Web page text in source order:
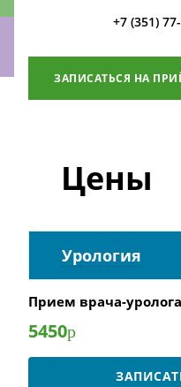
+7 (351)
ЗАПИСАТЬСЯ НА
Цены
Урология
Прием врача-
5450р